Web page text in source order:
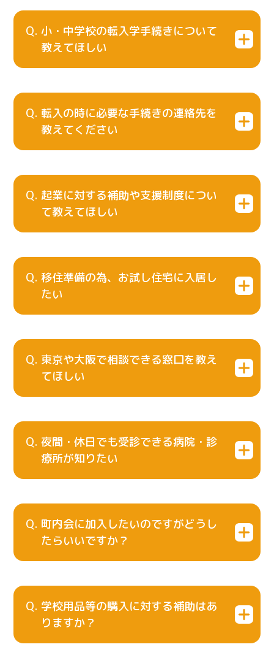
小・中学校の転入学手続きについて
教えてほしい
転入の時に必要な手続きの連絡先を
教えてください
起業に対する補助や支援制度につい
て教えてほしい
移住準備の為、お試し住宅に入居し
たい
東京や大阪で相談できる窓口を教え
てほしい
夜間・休日でも受診できる病院・診
療所が知りたい
町内会に加入したいのですがどうし
たらいいですか？
学校用品等の購入に対する補助はあ
りますか？